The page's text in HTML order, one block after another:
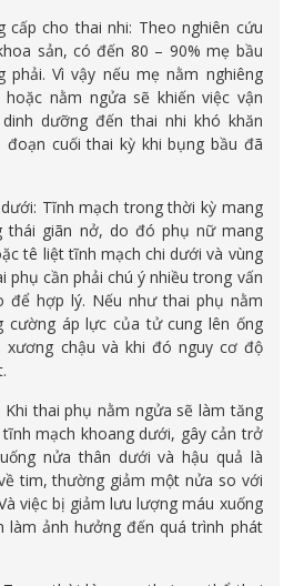
cấp cho thai nhi: Theo nghiên cứu
sản, có đến 80 – 90% mẹ bầu
phải. Vì vậy nếu mẹ nằm nghiêng
hoặc nằm ngửa sẽ khiến việc vận
dưỡng đến thai nhi khó khăn
cuối thai kỳ khi bụng bầu đã
Tĩnh mạch trong thời kỳ mang
thái giãn nở, do đó phụ nữ mang
tê liệt tĩnh mạch chi dưới và vùng
phụ cần phải chú ý nhiều trong vấn
để hợp lý. Nếu như thai phụ nằm
cường áp lực của tử cung lên ống
chậu và khi đó nguy cơ độ
thai phụ nằm ngửa sẽ làm tăng
mạch khoang dưới, gây cản trở
nửa thân dưới và hậu quả là
tim, thường giảm một nửa so với
việc bị giảm lưu lượng máu xuống
làm ảnh hưởng đến quá trình phát